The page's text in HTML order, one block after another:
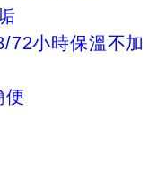
72小時保溫不加
便